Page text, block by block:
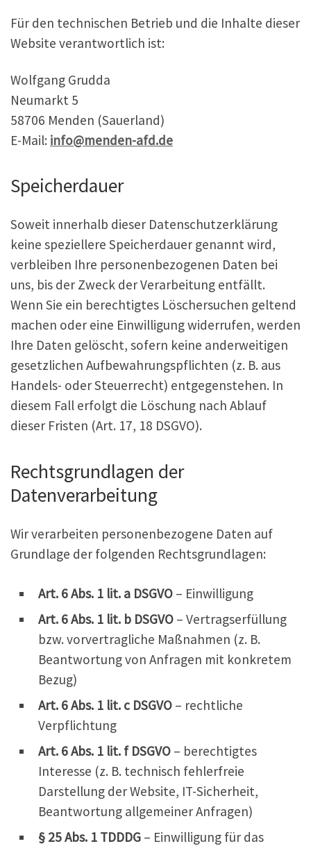
Für den technischen Betrieb und die Inhalte dieser
Website verantwortlich ist:
Wolfgang Grudda
Neumarkt 5
58706 Menden (Sauerland)
E-Mail: info@menden-afd.de
Speicherdauer
Soweit innerhalb dieser Datenschutzerklärung
keine speziellere Speicherdauer genannt wird,
verbleiben Ihre personenbezogenen Daten bei
uns, bis der Zweck der Verarbeitung entfällt.
Wenn Sie ein berechtigtes Löschersuchen geltend
machen oder eine Einwilligung widerrufen, werden
Ihre Daten gelöscht, sofern keine anderweitigen
gesetzlichen Aufbewahrungspflichten (z. B. aus
Handels- oder Steuerrecht) entgegenstehen. In
diesem Fall erfolgt die Löschung nach Ablauf
dieser Fristen (Art. 17, 18 DSGVO).
Rechtsgrundlagen der
Datenverarbeitung
Wir verarbeiten personenbezogene Daten auf
Grundlage der folgenden Rechtsgrundlagen:
Art. 6 Abs. 1 lit. a DSGVO – Einwilligung
Art. 6 Abs. 1 lit. b DSGVO – Vertragserfüllung
bzw. vorvertragliche Maßnahmen (z. B.
Beantwortung von Anfragen mit konkretem
Bezug)
Art. 6 Abs. 1 lit. c DSGVO – rechtliche
Verpflichtung
Art. 6 Abs. 1 lit. f DSGVO – berechtigtes
Interesse (z. B. technisch fehlerfreie
Darstellung der Website, IT-Sicherheit,
Beantwortung allgemeiner Anfragen)
§ 25 Abs. 1 TDDDG – Einwilligung für das